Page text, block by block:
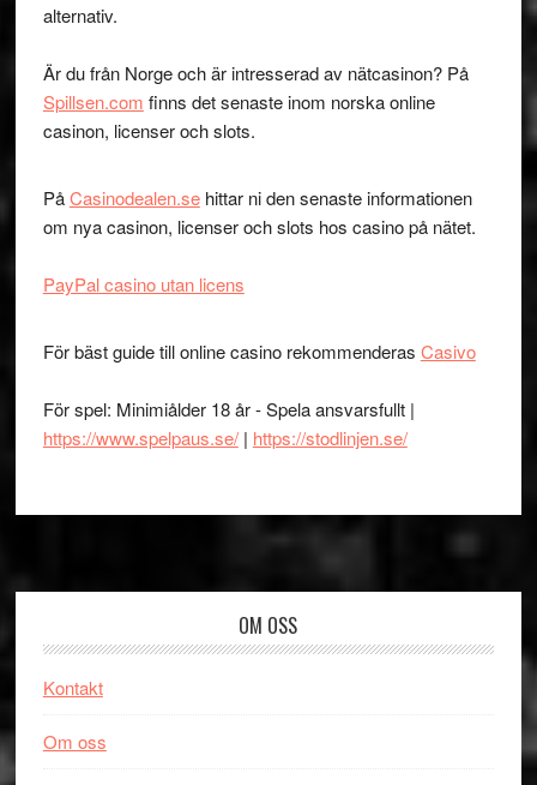
alternativ.
Är du från Norge och är intresserad av nätcasinon? På
Spillsen.com finns det senaste inom norska online
casinon, licenser och slots.
PåCasinodealen.sehittar ni den senaste informationen
om nya casinon, licenser och slots hos casino på nätet.
PayPal casino utan licens
För bäst guide till online casino rekommenderas Casivo
För spel: Minimiålder 18 år - Spela ansvarsfullt |
https://www.spelpaus.se/| https://stodlinjen.se/
OM OSS
Kontakt
Om oss